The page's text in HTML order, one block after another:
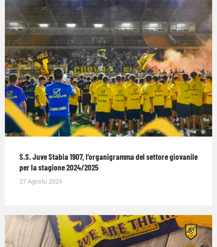
S.S. Juve Stabia 1907, l’organigramma del settore giovanile
per la stagione 2024/2025
27 Agosto 2024